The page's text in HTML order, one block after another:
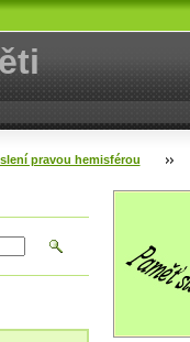
pravou hemisférou